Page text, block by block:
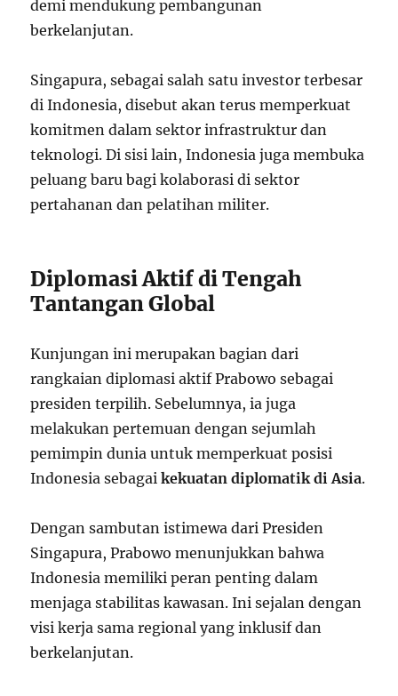
demi mendukung pembangunan
berkelanjutan.
Singapura, sebagai salah satu investor terbesar
di Indonesia, disebut akan terus memperkuat
komitmen dalam sektor infrastruktur dan
teknologi. Di sisi lain, Indonesia juga membuka
peluang baru bagi kolaborasi di sektor
pertahanan dan pelatihan militer.
Diplomasi Aktif di Tengah
Tantangan Global
Kunjungan ini merupakan bagian dari
rangkaian diplomasi aktif Prabowo sebagai
presiden terpilih. Sebelumnya, ia juga
melakukan pertemuan dengan sejumlah
pemimpin dunia untuk memperkuat posisi
Indonesia sebagaikekuatan diplomatik di Asia.
Dengan sambutan istimewa dari Presiden
Singapura, Prabowo menunjukkan bahwa
Indonesia memiliki peran penting dalam
menjaga stabilitas kawasan. Ini sejalan dengan
visi kerja sama regional yang inklusif dan
berkelanjutan.